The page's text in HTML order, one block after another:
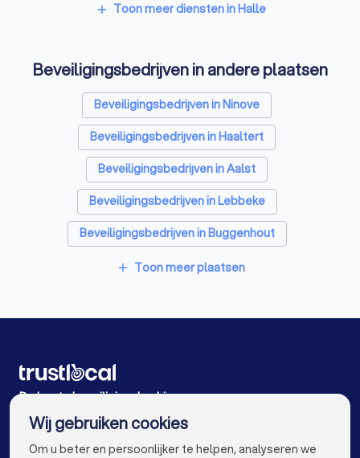
add Toon meer diensten in Halle
Beveiligingsbedrijven in andere plaatsen
Beveiligingsbedrijven in Ninove
Beveiligingsbedrijven in Haaltert
Beveiligingsbedrijven in Aalst
Beveiligingsbedrijven in Lebbeke
Beveiligingsbedrijven in Buggenhout
Beveiligingsbedrijven in Brakel
Beveiligingsbedrijven in Wetteren
Beveiligingsbedrijven in Bornem
Beveiligingsbedrijven in Antwerpen
add Toon meer plaatsen
De beste beveiligingsbedrijven voor u
Wij gebruiken cookies
Om u beter en persoonlijker te helpen, analyseren we